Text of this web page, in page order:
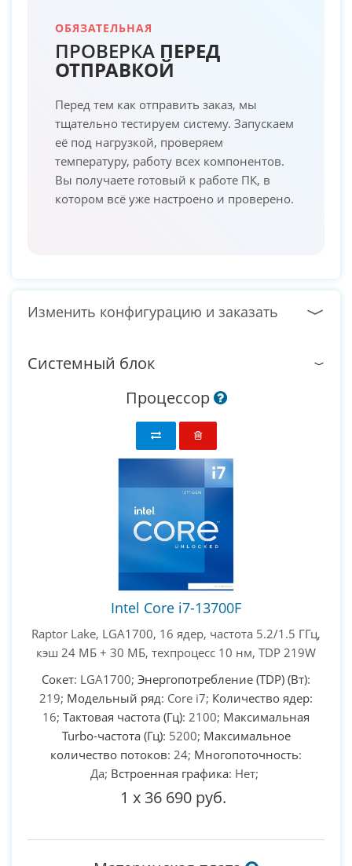
ОБЯЗАТЕЛЬНАЯ
ПРОВЕРКА ПЕРЕД
ОТПРАВКОЙ
Перед тем как отправить заказ, мы
тщательно тестируем систему. Запускаем
её под нагрузкой, проверяем
температуру, работу всех компонентов.
Вы получаете готовый к работе ПК, в
котором всё уже настроено и проверено.
Изменить конфигурацию и заказать
Системный блок
Процессор
Intel Core i7-13700F
Raptor Lake, LGA1700, 16 ядер, частота 5.2/1.5 ГГц,
кэш 24 МБ + 30 МБ, техпроцесс 10 нм, TDP 219W
Сокет: LGA1700; Энергопотребление (TDP) (Вт):
219; Модельный ряд: Core i7; Количество ядер:
16; Тактовая частота (Гц): 2100; Максимальная
Turbo-частота (Гц): 5200; Максимальное
количество потоков: 24; Многопоточность:
Да; Встроенная графика: Нет;
1 x 36 690 руб.